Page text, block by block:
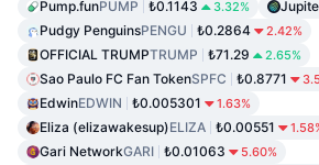
Pump.funPUMP ₺0.1143 3.32%
Pudgy PenguinsPENGU ₺0.2864 2.42%
OFFICIAL TRUMPTRUMP ₺71.29 2.65%
Sao Paulo FC Fan TokenSPFC ₺0.8771
EdwinEDWIN ₺0.005301 1.63%
Eliza (elizawakesup)ELIZA ₺0.00551
Gari NetworkGARI ₺0.01063 5.60%